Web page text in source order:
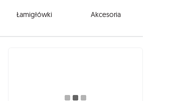
Łamigłówki Akcesoria